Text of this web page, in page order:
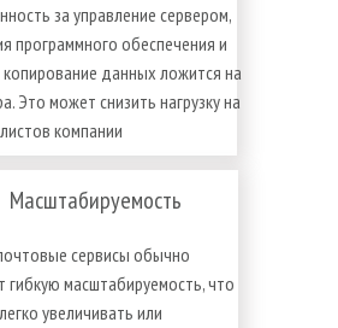
сервисы обычно
гибкую масштабируемость, что
увеличивать или
за управление сервером,
программного обеспечения и
данных ложится на
Это может снизить нагрузку на
компании
Масштабируемость